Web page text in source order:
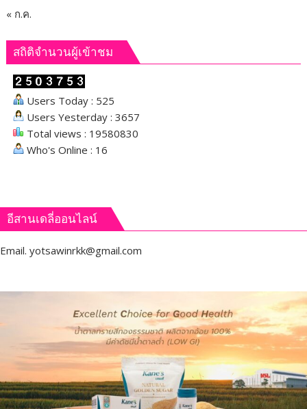
« ก.ค.
สถิติจำนวนผู้เข้าชม
Users Today : 525
Users Yesterday : 3657
Total views : 19580830
Who's Online : 16
อีสานเดลี่ออนไลน์
Email. yotsawinrkk@gmail.com